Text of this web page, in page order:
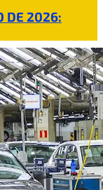
DE 2026: